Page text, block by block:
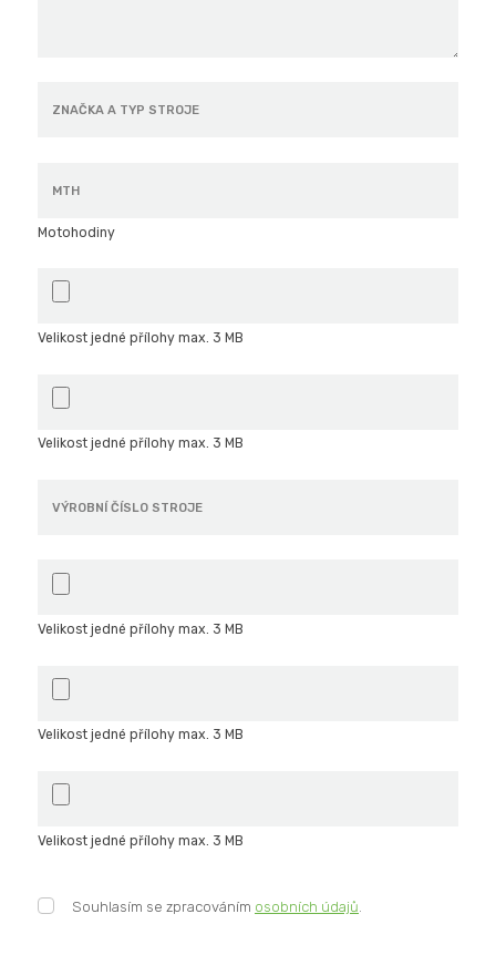
Motohodiny
Velikost jedné přílohy max. 3 MB
Velikost jedné přílohy max. 3 MB
Velikost jedné přílohy max. 3 MB
Velikost jedné přílohy max. 3 MB
Velikost jedné přílohy max. 3 MB
Souhlasím
Souhlasím se zpracováním osobních údajů.